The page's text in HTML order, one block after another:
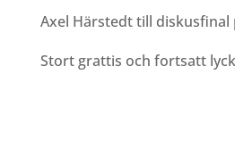
Axel Härstedt till diskusfinal
Stort grattis och fortsatt